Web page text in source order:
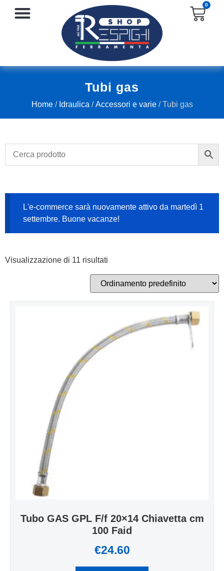
0
Tubi gas
Home/ Idraulica /Accessori e varie/ Tubi gas
L'e-commerce sarà nuovamente attivo da martedì 1
settembre. Buone vacanze!
Visualizzazione di 11 risultati
Tubo GAS GPL F/f 20×14 Chiavetta cm
100 Faid
€24.60